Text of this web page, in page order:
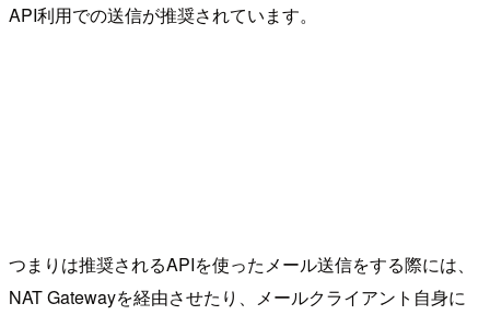
API利用での送信が推奨されています。
つまりは推奨されるAPIを使ったメール送信をする際には、
NAT Gatewayを経由させたり、メールクライアント自身に